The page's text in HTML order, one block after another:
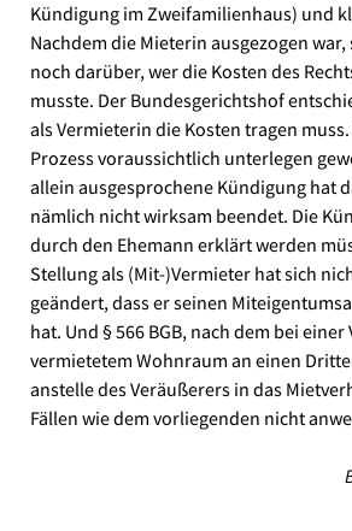
Kündigung im Zweifamilienhaus) und
Nachdem die Mieterin ausgezogen
noch darüber, wer die Kosten des
musste. Der Bundesgerichtshof
als Vermieterin die Kosten tragen
Prozess voraussichtlich unterlegen
allein ausgesprochene Kündigung hat
nämlich nicht wirksam beendet. Die
durch den Ehemann erklärt werden
Stellung als (Mit-)Vermieter hat sich
geändert, dass er seinen
hat. Und § 566 BGB, nach dem bei
vermietetem Wohnraum an einen
anstelle des Veräußerers in das
Fällen wie dem vorliegenden nicht